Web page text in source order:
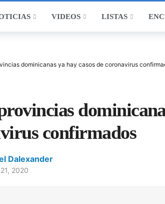
VIDEOS LISTAS
dominicanas ya hay casos de coronavirus
confirmados
Dalexander
2020